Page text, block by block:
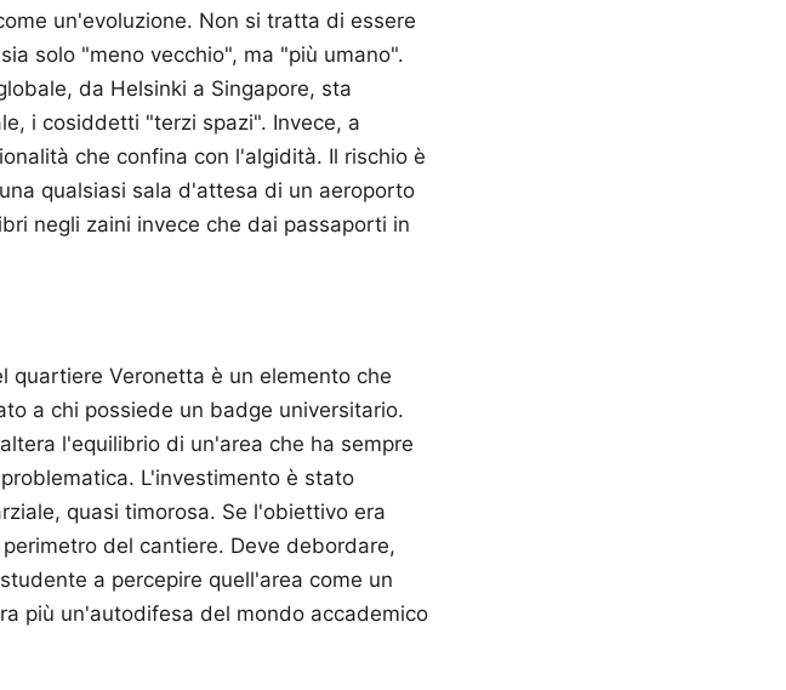
un'evoluzione. Non si tratta di essere
solo "meno vecchio", ma "più umano".
da Helsinki a Singapore, sta
i cosiddetti "terzi spazi". Invece, a
che confina con l'algidità. Il rischio è
qualsiasi sala d'attesa di un aeroporto
negli zaini invece che dai passaporti in
quartiere Veronetta è un elemento che
a chi possiede un badge universitario.
l'equilibrio di un'area che ha sempre
L'investimento è stato
quasi timorosa. Se l'obiettivo era
del cantiere. Deve debordare,
a percepire quell'area come un
più un'autodifesa del mondo accademico